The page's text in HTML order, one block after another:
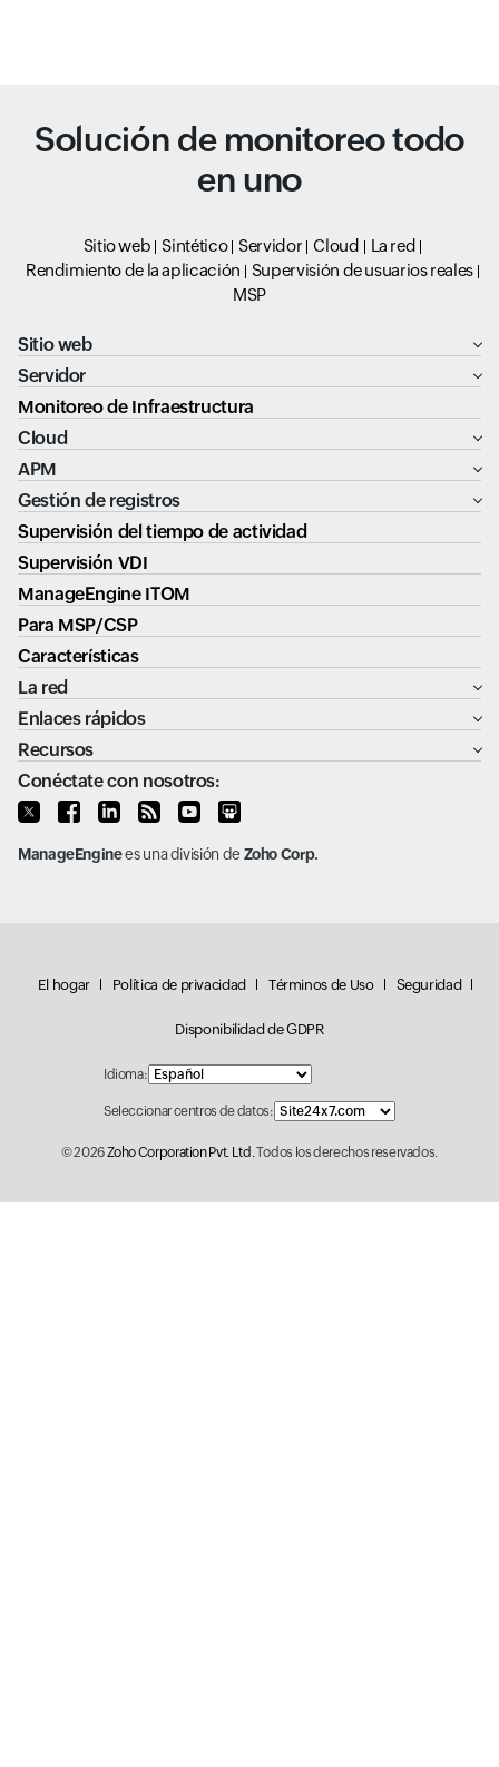
Solución de monitoreo todo
en uno
Sitio web Sintético Servidor Cloud
La red
Rendimiento de la aplicación
Supervisión de usuarios reales
MSP
Sitio web
Servidor
Monitoreo de Infraestructura
Cloud
APM
Gestión de registros
Supervisión del tiempo de actividad
Supervisión VDI
ManageEngine ITOM
Para MSP/CSP
Características
La red
Enlaces rápidos
Recursos
Conéctate con nosotros:
ManageEnginees una división de Zoho Corp.
El hogar Política de privacidad Términos de Uso Seguridad
Disponibilidad de GDPR
Idioma:
Seleccionar centros de datos:
© 2026Zoho Corporation Pvt. Ltd. Todos los derechos reservados.